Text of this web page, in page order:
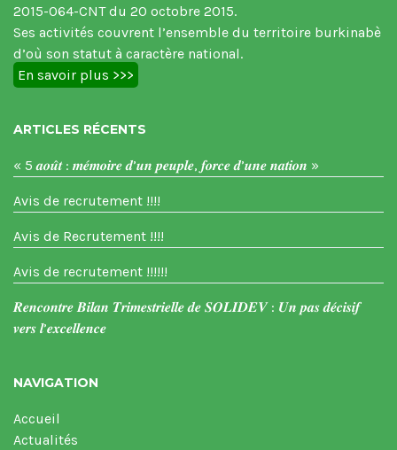
2015-064-CNT du 20 octobre 2015.
Ses activités couvrent l’ensemble du territoire burkinabè
d’où son statut à caractère national.
En savoir plus >>>
ARTICLES RÉCENTS
« 5 𝒂𝒐𝒖̂𝒕 : 𝒎𝒆́𝒎𝒐𝒊𝒓𝒆 𝒅’𝒖𝒏 𝒑𝒆𝒖𝒑𝒍𝒆, 𝒇𝒐𝒓𝒄𝒆 𝒅’𝒖𝒏𝒆 𝒏𝒂𝒕𝒊𝒐𝒏 »
Avis de recrutement !!!!
Avis de Recrutement !!!!
Avis de recrutement !!!!!!
𝑹𝒆𝒏𝒄𝒐𝒏𝒕𝒓𝒆 𝑩𝒊𝒍𝒂𝒏 𝑻𝒓𝒊𝒎𝒆𝒔𝒕𝒓𝒊𝒆𝒍𝒍𝒆 𝒅𝒆 𝑺𝑶𝑳𝑰𝑫𝑬𝑽 : 𝑼𝒏 𝒑𝒂𝒔 𝒅𝒆́𝒄𝒊𝒔𝒊𝒇
𝒗𝒆𝒓𝒔 𝒍’𝒆𝒙𝒄𝒆𝒍𝒍𝒆𝒏𝒄𝒆
NAVIGATION
Accueil
Actualités